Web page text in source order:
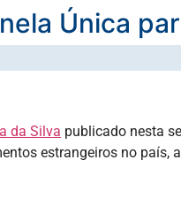
Única
da Silva publicado nesta
estrangeiros no